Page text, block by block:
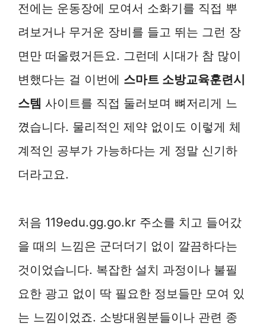
전에는 운동장에 모여서 소화기를 직접 뿌
려보거나 무거운 장비를 들고 뛰는 그런 장
면만 떠올렸거든요. 그런데 시대가 참 많이
변했다는 걸 이번에 스마트 소방교육훈련시
스템 사이트를 직접 둘러보며 뼈저리게 느
꼈습니다. 물리적인 제약 없이도 이렇게 체
계적인 공부가 가능하다는 게 정말 신기하
더라고요.
처음 119edu.gg.go.kr 주소를 치고 들어갔
을 때의 느낌은 군더더기 없이 깔끔하다는
것이었습니다. 복잡한 설치 과정이나 불필
요한 광고 없이 딱 필요한 정보들만 모여 있
는 느낌이었죠. 소방대원분들이나 관련 종